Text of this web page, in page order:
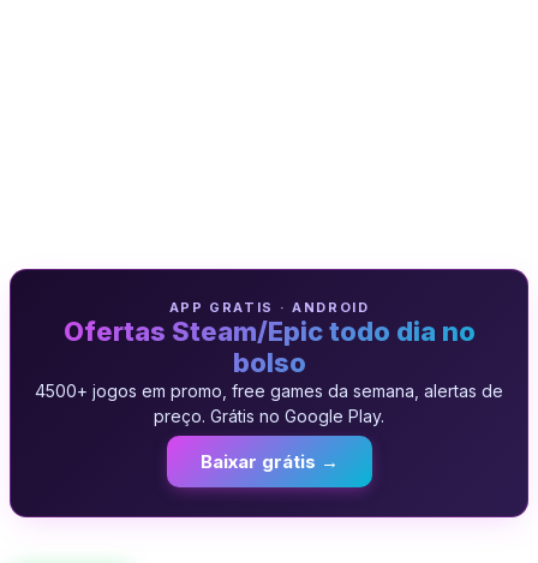
APP GRATIS · ANDROID
Ofertas Steam/Epic todo dia no
bolso
4500+ jogos em promo, free games da semana, alertas de
preço. Grátis no Google Play.
Baixar grátis →